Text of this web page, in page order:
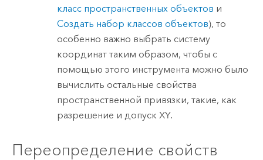
класс пространственных объектов и
Создать набор классов объектов), то
особенно важно выбрать систему
координат таким образом, чтобы с
помощью этого инструмента можно было
вычислить остальные свойства
пространственной привязки, такие, как
разрешение и допуск XY.
Переопределение свойств